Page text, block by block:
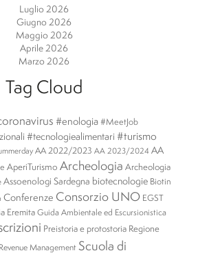
Luglio 2026
Giugno 2026
Maggio 2026
Aprile 2026
Marzo 2026
Tag Cloud
#enologia #MeetJob
#tecnologiealimentari #turismo
AA 2022/2023 AA 2023/2024 AA
AperiTurismo Archeologia Archeologia
Assoenologi Sardegna biotecnologie Biotin
Conferenze Consorzio UNO EGST
Eremita Guida Ambientale ed Escursionistica
Preistoria e protostoria Regione
Revenue ManagementScuola di